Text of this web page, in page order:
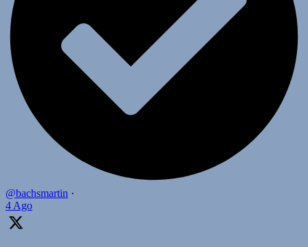
@bachsmartin ·
4 Ago